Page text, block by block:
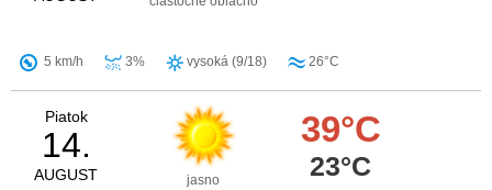
5 km/h 3% vysoká (9/18) 26°C
Piatok
14.
AUGUST jasno
39°C
23°C